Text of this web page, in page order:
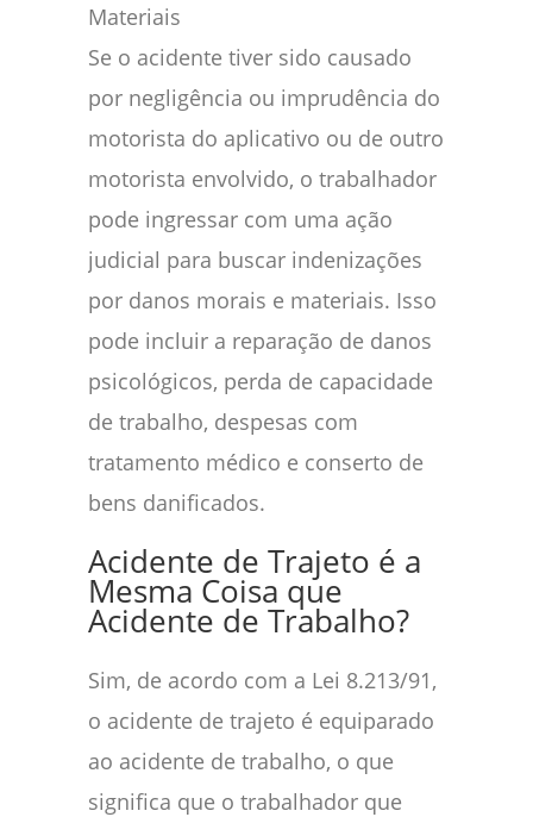
Materiais
Se o acidente tiver sido causado
por negligência ou imprudência do
motorista do aplicativo ou de outro
motorista envolvido, o trabalhador
pode ingressar com uma ação
judicial para buscar indenizações
por danos morais e materiais. Isso
pode incluir a reparação de danos
psicológicos, perda de capacidade
de trabalho, despesas com
tratamento médico e conserto de
bens danificados.
Acidente de Trajeto é a
Mesma Coisa que
Acidente de Trabalho?
Sim, de acordo com a Lei 8.213/91,
o acidente de trajeto é equiparado
ao acidente de trabalho, o que
significa que o trabalhador que